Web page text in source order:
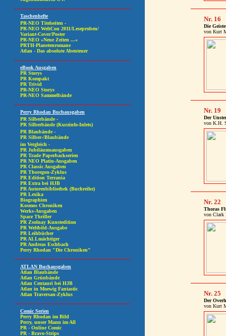
Nr. 16
Die
von Kurt
Nr. 19
Der
von K.H.
Nr. 22
Thoras
von Clark
Nr. 25
Der
von Kurt